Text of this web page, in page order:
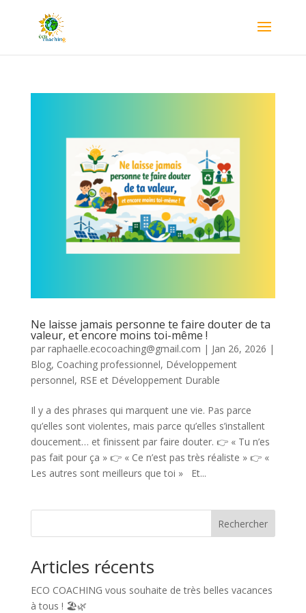
Ne laisse jamais personne te faire douter de ta
valeur, et encore moins toi-même !
par raphaelle.ecocoaching@gmail.com | Jan 26, 2026 |
Blog, Coaching professionnel, Développement
personnel, RSE et Développement Durable
Il y a des phrases qui marquent une vie. Pas parce
qu’elles sont violentes, mais parce qu’elles s’installent
doucement… et finissent par faire douter. 👉 « Tu n’es
pas fait pour ça » 👉 « Ce n’est pas très réaliste » 👉 «
Les autres sont meilleurs que toi » Et...
Rechercher
Articles récents
ECO COACHING vous souhaite de très belles vacances
à tous ! 🏖️🌿